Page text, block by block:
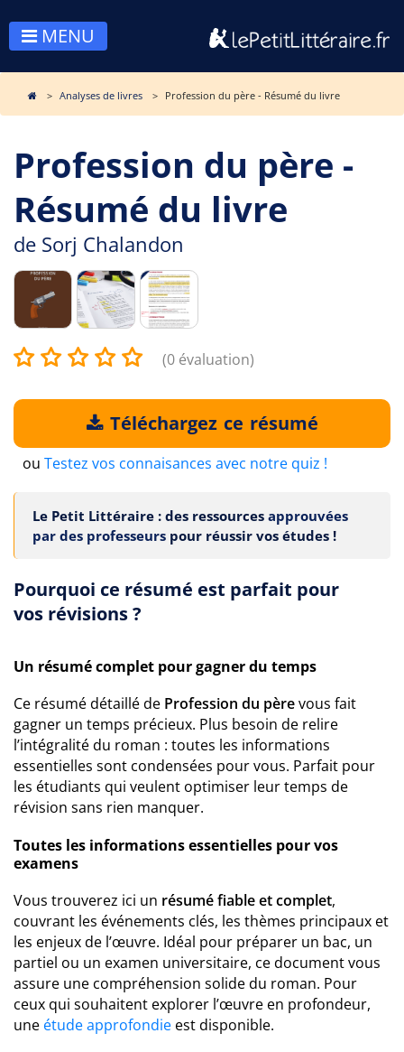
MENU
Analyses de livres Profession du père - Résumé du livre
Profession du père -
Résumé du livre
de Sorj Chalandon
(0 évaluation)
Téléchargez ce résumé
ou Testez vos connaisances avec notre quiz !
Le Petit Littéraire : des ressources approuvées
par des professeurs pour réussir vos études !
Pourquoi ce résumé est parfait pour
vos révisions ?
Un résumé complet pour gagner du temps
Ce résumé détaillé de Profession du pèrevous fait
gagner un temps précieux. Plus besoin de relire
l’intégralité du roman : toutes les informations
essentielles sont condensées pour vous. Parfait pour
les étudiants qui veulent optimiser leur temps de
révision sans rien manquer.
Toutes les informations essentielles pour vos
examens
Vous trouverez ici un résumé fiable et complet,
couvrant les événements clés, les thèmes principaux et
les enjeux de l’œuvre. Idéal pour préparer un bac, un
partiel ou un examen universitaire, ce document vous
assure une compréhension solide du roman. Pour
ceux qui souhaitent explorer l’œuvre en profondeur,
une étude approfondie est disponible.